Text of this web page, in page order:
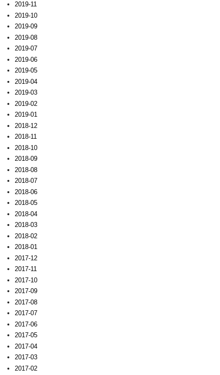
2019-11
2019-10
2019-09
2019-08
2019-07
2019-06
2019-05
2019-04
2019-03
2019-02
2019-01
2018-12
2018-11
2018-10
2018-09
2018-08
2018-07
2018-06
2018-05
2018-04
2018-03
2018-02
2018-01
2017-12
2017-11
2017-10
2017-09
2017-08
2017-07
2017-06
2017-05
2017-04
2017-03
2017-02